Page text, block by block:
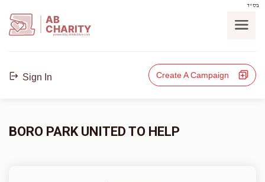
בס"ד
AB
CHARITY
powerd by ahblicklive.com
Sign In Create A Campaign
BORO PARK UNITED TO HELP